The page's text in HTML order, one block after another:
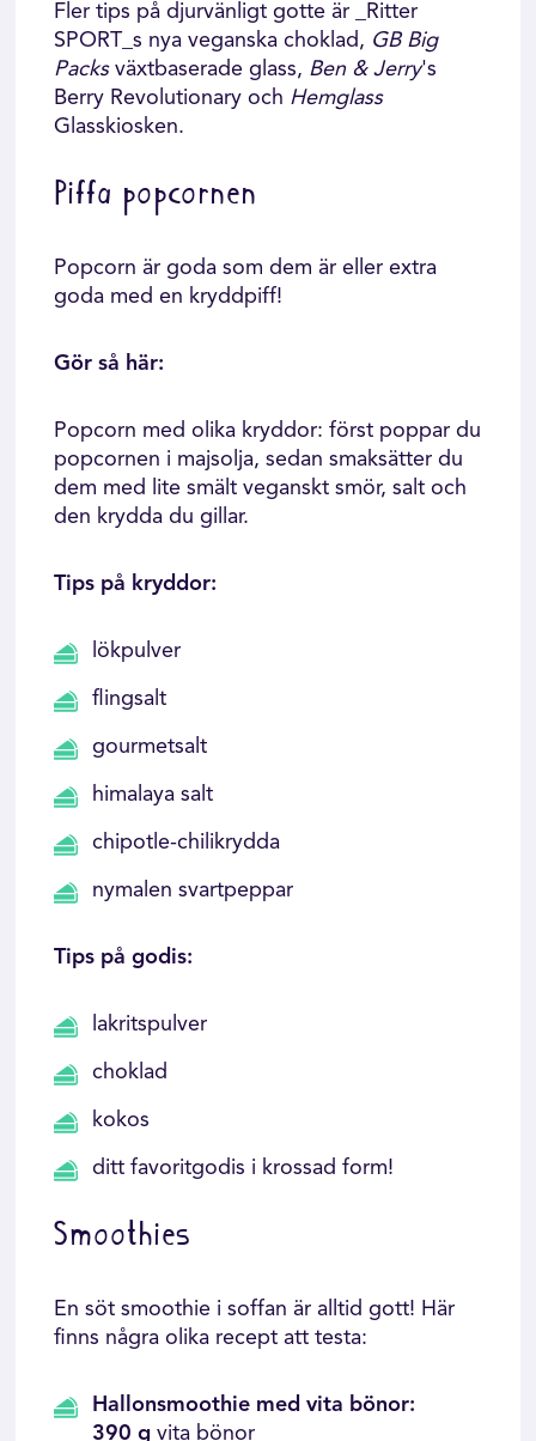
Fler tips på djurvänligt gotte är _Ritter
SPORT_s nya veganska choklad, GB Big
Packsväxtbaserade glass, Ben & Jerry's
Berry Revolutionary och Hemglass
Glasskiosken.
Piffa popcornen
Popcorn är goda som dem är eller extra
goda med en kryddpiff!
Gör så här:
Popcorn med olika kryddor: först poppar du
popcornen i majsolja, sedan smaksätter du
dem med lite smält veganskt smör, salt och
den krydda du gillar.
Tips på kryddor:
lökpulver
flingsalt
gourmetsalt
himalaya salt
chipotle-chilikrydda
nymalen svartpeppar
Tips på godis:
lakritspulver
choklad
kokos
ditt favoritgodis i krossad form!
Smoothies
En söt smoothie i soffan är alltid gott! Här
finns några olika recept att testa:
Hallonsmoothie med vita bönor:
390 g vita bönor